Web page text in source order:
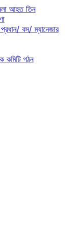
আহত তিন
প্রধান/ বস/ ম্যানেজার
কমিটি গঠন